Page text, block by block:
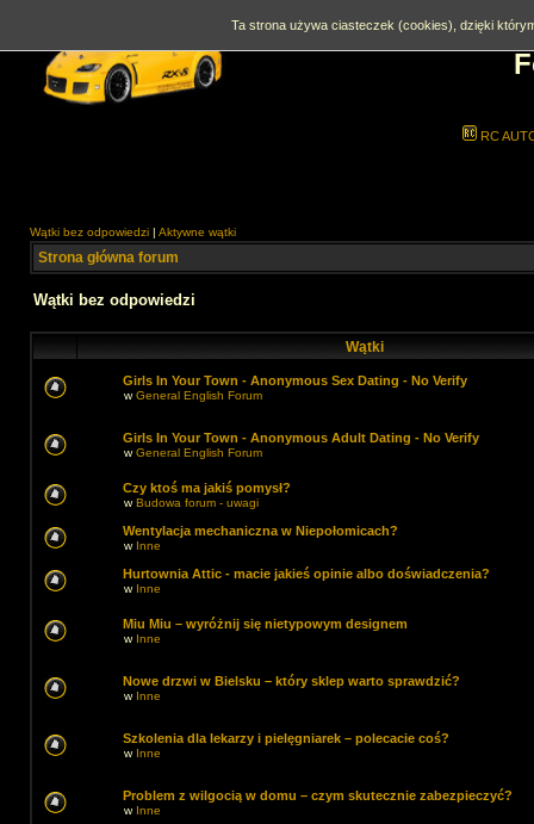
RC
Wątki bez odpowiedzi | Aktywne wątki
Strona główna forum
Wątki bez odpowiedzi
Wątki
Girls In Your Town - Anonymous Sex Dating - No Verify
wGeneral English Forum
Girls In Your Town - Anonymous Adult Dating - No Verify
wGeneral English Forum
Czy ktoś ma jakiś pomysł?
wBudowa forum - uwagi
Wentylacja mechaniczna w Niepołomicach?
w Inne
Hurtownia Attic - macie jakieś opinie albo doświadczenia?
w Inne
Miu Miu – wyróżnij się nietypowym designem
w Inne
Nowe drzwi w Bielsku – który sklep warto sprawdzić?
w Inne
Szkolenia dla lekarzy i pielęgniarek – polecacie coś?
w Inne
Problem z wilgocią w domu – czym skutecznie zabezpieczyć?
w Inne
Ta strona używa ciasteczek (cookies), dzięki